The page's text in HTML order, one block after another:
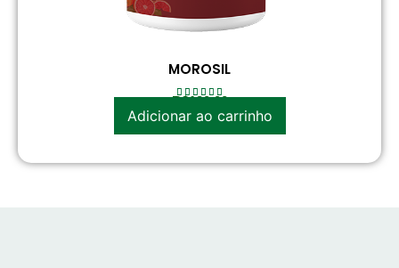
MOROSIL
R$120.00
Adicionar ao carrinho